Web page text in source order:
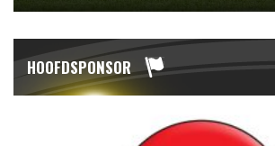
HOOFDSPONSOR